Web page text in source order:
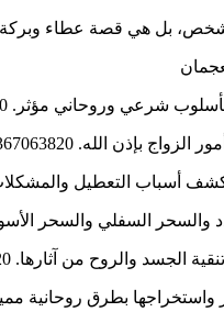
بل هي قصة عطاء وبركة
وروحاني مؤثر. 00447367063820
الله. 00447367063820
التعطيل والمشكلات الخفية.
السفلي والسحر الأسود.
والروح من آثارها. 00447367063820
بطرق روحانية مميزة.